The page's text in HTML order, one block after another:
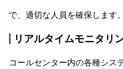
で、適切な人員を確保します。
リアルタイムモニタリ
コールセンター内の各種シス